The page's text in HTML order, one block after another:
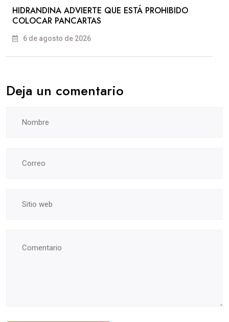
HIDRANDINA ADVIERTE QUE ESTÁ PROHIBIDO
COLOCAR PANCARTAS
6 de agosto de 2026
Deja un comentario